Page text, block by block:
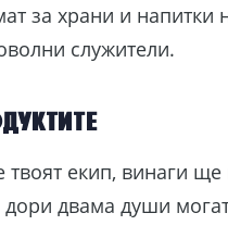
за храни и
служители.
твоят екип, винаги
двама души